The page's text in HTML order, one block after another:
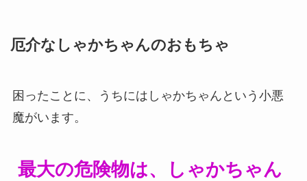
厄介なしゃかちゃんのおもちゃ
困ったことに、うちにはしゃかちゃんという小悪
魔がいます。
最大の危険物は、しゃかちゃん